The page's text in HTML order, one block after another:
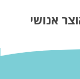
אנושי